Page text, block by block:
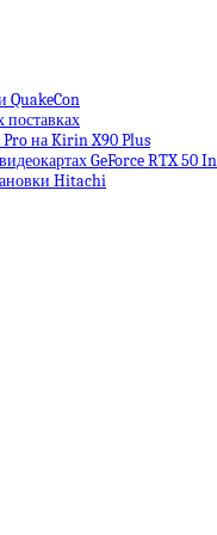
QuakeCon
поставках
на Kirin X90 Plus
GeForce RTX 50
Hitachi